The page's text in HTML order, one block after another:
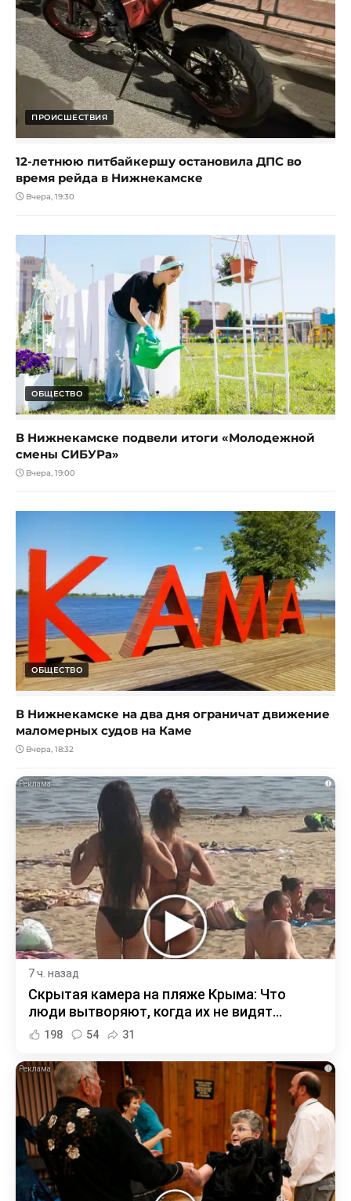
ПРОИСШЕСТВИЯ
12-летнюю питбайкершу остановила ДПС во
время рейда в Нижнекамске
Вчера, 19:30
ОБЩЕСТВО
В Нижнекамске подвели итоги «Молодежной
смены СИБУРа»
Вчера, 19:00
ОБЩЕСТВО
В Нижнекамске на два дня ограничат движение
маломерных судов на Каме
Вчера, 18:32
i
7 ч. назад
Скрытая камера на пляже Крыма: Что
люди вытворяют, когда их не видят...
198 54 31
i